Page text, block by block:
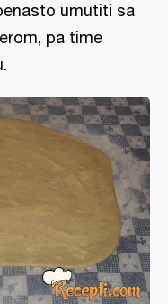
umutiti sa
pa time